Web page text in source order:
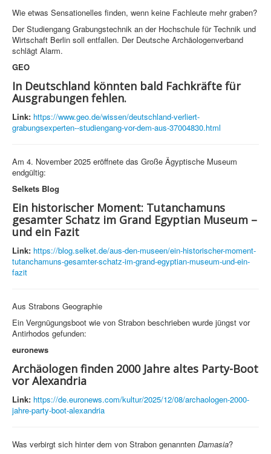
Wie etwas Sensationelles finden, wenn keine Fachleute mehr graben?
Der Studiengang Grabungstechnik an der Hochschule für Technik und
Wirtschaft Berlin soll entfallen. Der Deutsche Archäologenverband
schlägt Alarm.
GEO
In Deutschland könnten bald Fachkräfte für
Ausgrabungen fehlen.
Link: https://www.geo.de/wissen/deutschland-verliert-
grabungsexperten--studiengang-vor-dem-aus-37004830.html
Am 4. November 2025 eröffnete das Große Ägyptische Museum
endgültig:
Selkets Blog
Ein historischer Moment: Tutanchamuns
gesamter Schatz im Grand Egyptian Museum –
und ein Fazit
Link: https://blog.selket.de/aus-den-museen/ein-historischer-moment-
tutanchamuns-gesamter-schatz-im-grand-egyptian-museum-und-ein-
fazit
Aus Strabons Geographie
Ein Vergnügungsboot wie von Strabon beschrieben wurde jüngst vor
Antirhodos gefunden:
euronews
Archäologen finden 2000 Jahre altes Party-Boot
vor Alexandria
Link: https://de.euronews.com/kultur/2025/12/08/archaologen-2000-
jahre-party-boot-alexandria
Was verbirgt sich hinter dem von Strabon genannten Damasia?